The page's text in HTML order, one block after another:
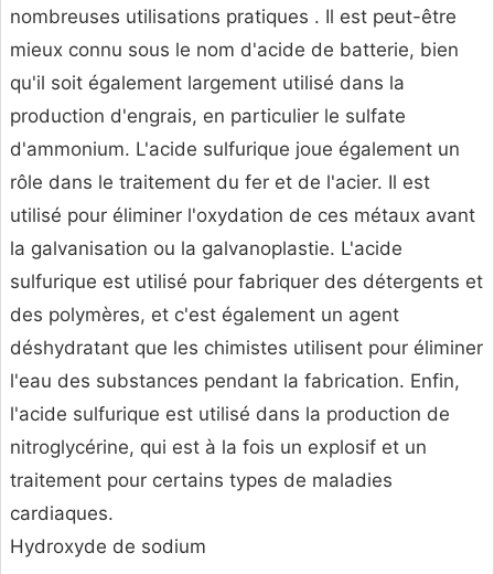
nombreuses utilisations pratiques . Il est peut-être
mieux connu sous le nom d'acide de batterie, bien
qu'il soit également largement utilisé dans la
production d'engrais, en particulier le sulfate
d'ammonium. L'acide sulfurique joue également un
rôle dans le traitement du fer et de l'acier. Il est
utilisé pour éliminer l'oxydation de ces métaux avant
la galvanisation ou la galvanoplastie. L'acide
sulfurique est utilisé pour fabriquer des détergents et
des polymères, et c'est également un agent
déshydratant que les chimistes utilisent pour éliminer
l'eau des substances pendant la fabrication. Enfin,
l'acide sulfurique est utilisé dans la production de
nitroglycérine, qui est à la fois un explosif et un
traitement pour certains types de maladies
cardiaques.
Hydroxyde de sodium